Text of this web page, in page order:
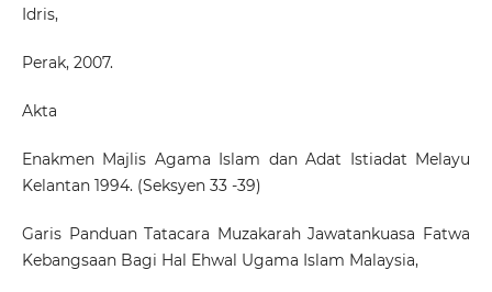
Idris,
Perak, 2007.
Akta
Enakmen Majlis Agama Islam dan Adat Istiadat Melayu
Kelantan 1994. (Seksyen 33 -39)
Garis Panduan Tatacara Muzakarah Jawatankuasa Fatwa
Kebangsaan Bagi Hal Ehwal Ugama Islam Malaysia,